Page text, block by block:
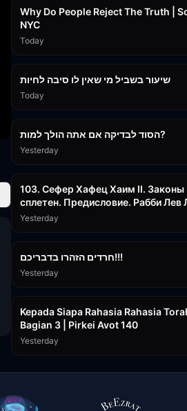
Why Do People Reject The Truth |
NYC
Today
שיעור בשביל מי שאין לו סיבה לחיות
Today
הסוד לבדיקה אם אתה הולך למות?
Yesterday
103. Сефер Хафец Хаим II. Законы
сплетен. Предисловие. Рабби Лев
Yesterday
חרדים הזהרו בדבריכם!!!
Yesterday
Kepada Siapa Rahasia Rahasia
Bagian 3 | Pirkei Avot 140
Yesterday